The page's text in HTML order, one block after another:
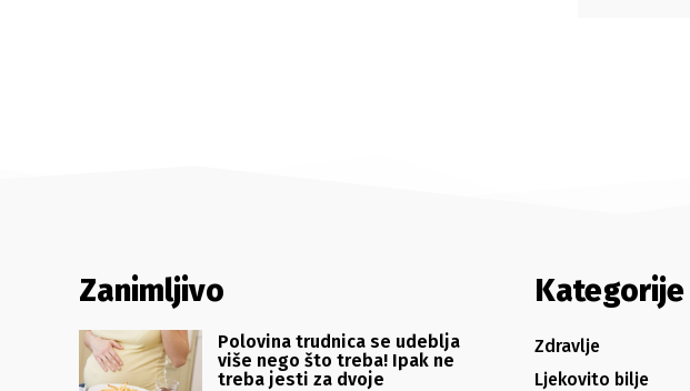
Zanimljivo
Polovina trudnica se udeblja
više nego što treba! Ipak ne
treba jesti za dvoje
Kategorije
Zdravlje
Ljekovito bilje